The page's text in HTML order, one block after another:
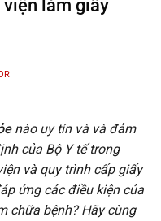
làm giấy
nào uy tín và và đảm
của Bộ Y tế trong
và quy trình cấp giấy
ứng các điều kiện của
chữa bệnh? Hãy cùng